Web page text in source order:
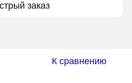
заказ
К сравнению